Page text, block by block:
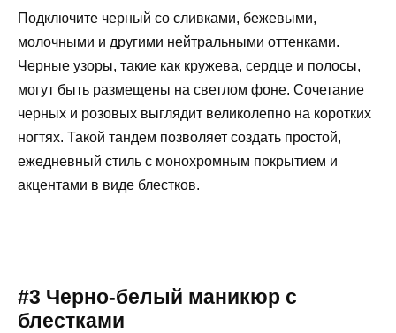
Подключите черный со сливками, бежевыми,
молочными и другими нейтральными оттенками.
Черные узоры, такие как кружева, сердце и полосы,
могут быть размещены на светлом фоне. Сочетание
черных и розовых выглядит великолепно на коротких
ногтях. Такой тандем позволяет создать простой,
ежедневный стиль с монохромным покрытием и
акцентами в виде блестков.
#3 Черно-белый маникюр с
блестками